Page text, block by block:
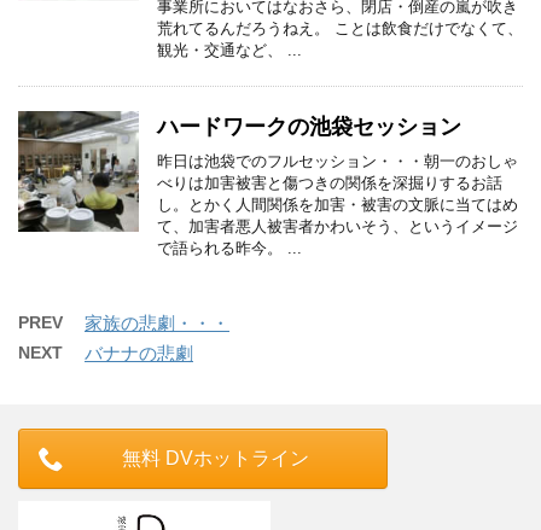
事業所においてはなおさら、閉店・倒産の嵐が吹き
荒れてるんだろうねえ。 ことは飲食だけでなくて、
観光・交通など、 ...
ハードワークの池袋セッション
昨日は池袋でのフルセッション・・・朝一のおしゃ
べりは加害被害と傷つきの関係を深掘りするお話
し。とかく人間関係を加害・被害の文脈に当てはめ
て、加害者悪人被害者かわいそう、というイメージ
で語られる昨今。 ...
PREV 家族の悲劇・・・
NEXT バナナの悲劇
無料 DVホットライン